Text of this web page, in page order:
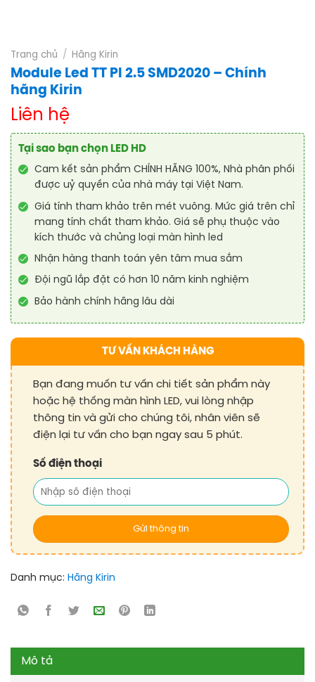
Trang chủ / Hãng Kirin
Module Led TT PI 2.5 SMD2020 – Chính
hãng Kirin
Liên hệ
Tại sao bạn chọn LED HD
Cam kết sản phẩm CHÍNH HÃNG 100%, Nhà phân phối
được uỷ quyền của nhà máy tại Việt Nam.
Giá tính tham khảo trên mét vuông. Mức giá trên chỉ
mang tính chất tham khảo. Giá sẽ phụ thuộc vào
kích thước và chủng loại màn hình led
Nhận hàng thanh toán yên tâm mua sắm
Đội ngũ lắp đặt có hơn 10 năm kinh nghiệm
Bảo hành chính hãng lâu dài
TƯ VẤN KHÁCH HÀNG
Bạn đang muốn tư vấn chi tiết sản phẩm này
hoặc hệ thống màn hình LED, vui lòng nhập
thông tin và gửi cho chúng tôi, nhân viên sẽ
điện lại tư vấn cho bạn ngay sau 5 phút.
Số điện thoại
Danh mục: Hãng Kirin
Mô tả